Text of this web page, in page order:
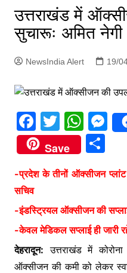
उत्तराखंड में
सुचारूः अमित नेगी
NewsIndia Alert 19/
F
a
c
e
o
o
k
T
w
itt
er
W
h
at
s
p
p
M
e
s
n
g
er
Save
S
ar
e
-प्रदेश के तीनों ऑक्सीजन
सचिव
-इंडस्ट्रियल ऑक्सीजन की
-केवल मेडिकल सप्लाई ही जारी
देहरादून: उत्तराखंड में
ऑक्सीजन की कमी को लेकर